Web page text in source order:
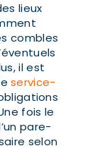
lieux
combles
il est
service-
fois le
pare-
selon